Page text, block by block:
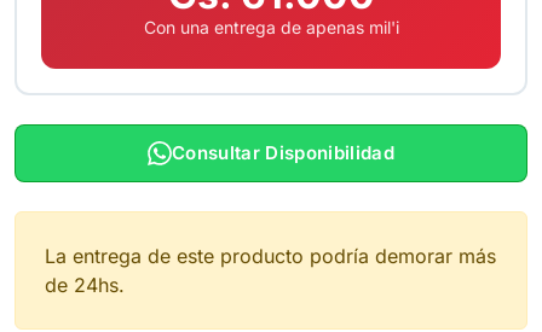
Con una entrega de apenas mil'i
Consultar Disponibilidad
La entrega de este producto podría demorar más
de 24hs.